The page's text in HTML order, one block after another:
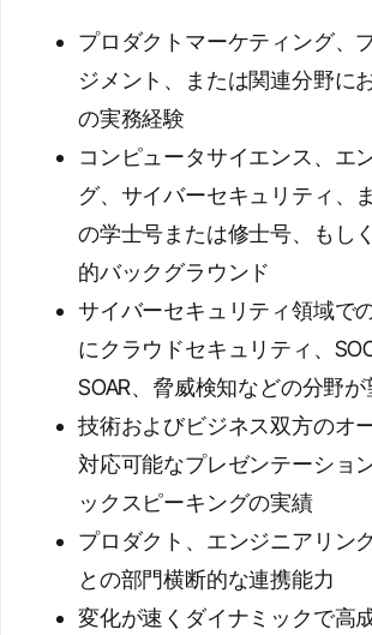
プロダクトマーケティング、
ジメント、または関連分野に
の実務経験
コンピュータサイエンス、エ
グ、サイバーセキュリティ、
の学士号または修士号、もし
的バックグラウンド
サイバーセキュリティ領域で
にクラウドセキュリティ、SOC
SOAR、脅威検知などの分野が
技術およびビジネス双方のオ
対応可能なプレゼンテーショ
ックスピーキングの実績
プロダクト、エンジニアリン
との部門横断的な連携能力
変化が速くダイナミックで高